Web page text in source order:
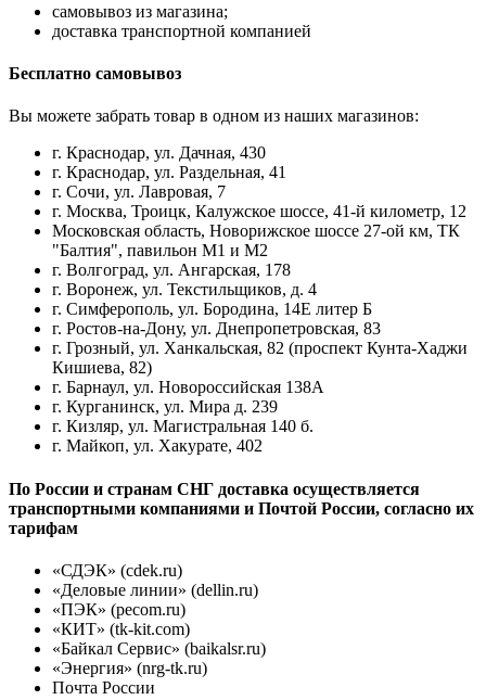
самовывоз из магазина;
доставка транспортной компанией
Бесплатно самовывоз
Вы можете забрать товар в одном из наших магазинов:
г. Краснодар, ул. Дачная, 430
г. Краснодар, ул. Раздельная, 41
г. Сочи, ул. Лавровая, 7
г. Москва, Троицк, Калужское шоссе, 41-й километр, 12
Московская область, Новорижское шоссе 27-ой км, ТК
"Балтия", павильон М1 и М2
г. Волгоград, ул. Ангарская, 178
г. Воронеж, ул. Текстильщиков, д. 4
г. Симферополь, ул. Бородина, 14Е литер Б
г. Ростов-на-Дону, ул. Днепропетровская, 83
г. Грозный, ул. Ханкальская, 82 (проспект Кунта-Хаджи
Кишиева, 82)
г. Барнаул, ул. Новороссийская 138А
г. Курганинск, ул. Мира д. 239
г. Кизляр, ул. Магистральная 140 б.
г. Майкоп, ул. Хакурате, 402
По России и странам СНГ доставка осуществляется
транспортными компаниями и Почтой России, согласно их
тарифам
«СДЭК» (cdek.ru)
«Деловые линии» (dellin.ru)
«ПЭК» (pecom.ru)
«КИТ» (tk-kit.com)
«Байкал Сервис» (baikalsr.ru)
«Энергия» (nrg-tk.ru)
Почта России